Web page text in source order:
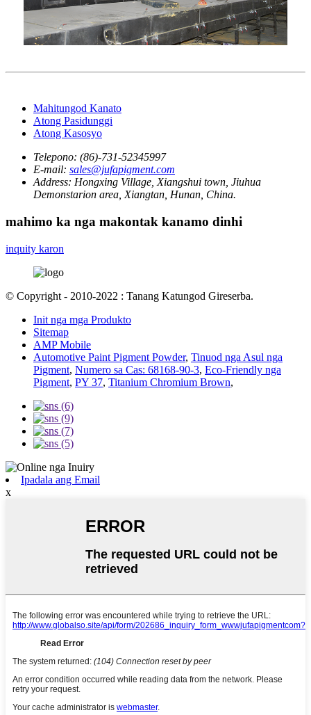
Mahitungod Kanato
Atong Pasidunggi
Atong Kasosyo
Telepono: (86)-731-52345997
E-mail: sales@jufapigment.com
Address: Hongxing Village, Xiangshui town, Jiuhua
Demonstarion area, Xiangtan, Hunan, China.
mahimo ka nga makontak kanamo dinhi
inquity karon
© Copyright - 2010-2022 : Tanang Katungod Gireserba.
Init nga mga Produkto
Sitemap
AMP Mobile
Automotive Paint Pigment Powder, Tinuod nga Asul nga
Pigment, Numero sa Cas: 68168-90-3, Eco-Friendly nga
Pigment, PY 37, Titanium Chromium Brown,
Ipadala ang Email
x